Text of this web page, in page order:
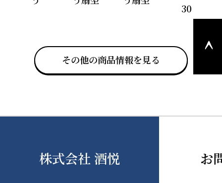
30
その他の商品情報を見る
ージの
上部へ
株式会社 酒悦 お